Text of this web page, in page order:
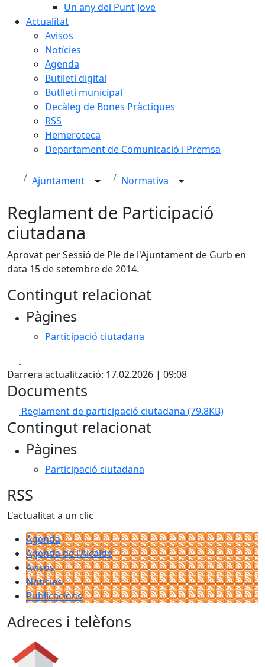
Un any del Punt Jove
Actualitat
Avisos
Notícies
Agenda
Butlletí digital
Butlletí municipal
Decàleg de Bones Pràctiques
RSS
Hemeroteca
Departament de Comunicació i Premsa
Ajuntament Normativa
Reglament de Participació
ciutadana
Aprovat per Sessió de Ple de l'Ajuntament de Gurb en
data 15 de setembre de 2014.
Contingut relacionat
Pàgines
Participació ciutadana
Darrera actualització: 17.02.2026 | 09:08
Documents
Reglament de participació ciutadana (79.8KB)
Contingut relacionat
Pàgines
Participació ciutadana
RSS
L'actualitat a un clic
Agenda
Agenda de l'Alcalde
Avisos
Notícies
Publicacions
Adreces i telèfons